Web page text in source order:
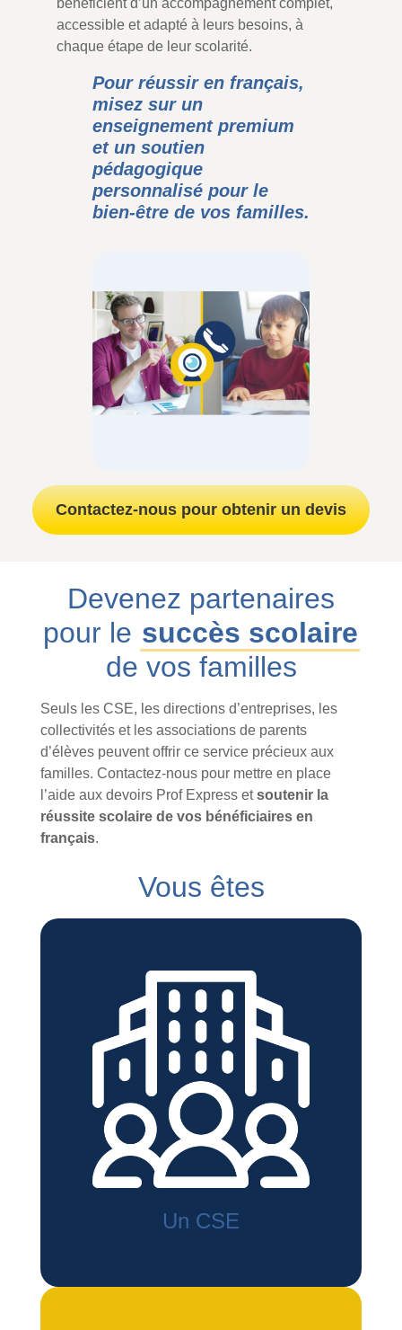
accessible et adapté à leurs besoins, à
chaque étape de leur scolarité.
Pour réussir en français,
misez sur un
enseignement premium
et un soutien
pédagogique
personnalisé pour le
bien-être de vos familles.
Contactez-nous pour obtenir un devis
Devenez partenaires
pour le succès scolaire
de vos familles
Seuls les CSE, les directions d’entreprises, les
collectivités et les associations de parents
d’élèves peuvent offrir ce service précieux aux
familles. Contactez-nous pour mettre en place
l’aide aux devoirs Prof Express etsoutenir la
réussite scolaire de vos bénéficiaires en
français.
Vous êtes
Un CSE